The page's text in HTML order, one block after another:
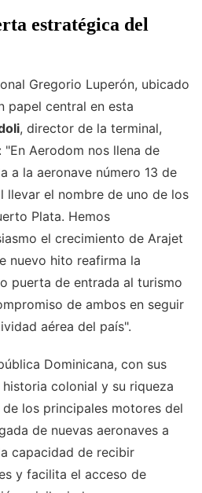
estratégica del
Gregorio Luperón, ubicado
papel central en esta
, director de la terminal,
Aerodom nos llena de
a la aeronave número 13 de
llevar el nombre de uno de los
Plata. Hemos
el crecimiento de Arajet
nuevo hito reafirma la
puerta de entrada al turismo
de ambos en seguir
aérea del país".
Dominicana, con sus
colonial y su riqueza
los principales motores del
de nuevas aeronaves a
capacidad de recibir
y facilita el acceso de